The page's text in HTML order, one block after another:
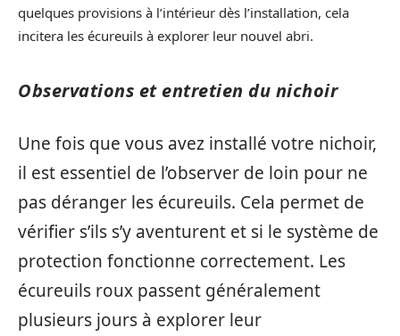
quelques provisions à l’intérieur dès l’installation, cela
incitera les écureuils à explorer leur nouvel abri.
Observations et entretien du nichoir
Une fois que vous avez installé votre nichoir,
il est essentiel de l’observer de loin pour ne
pas déranger les écureuils. Cela permet de
vérifier s’ils s’y aventurent et si le système de
protection fonctionne correctement. Les
écureuils roux passent généralement
plusieurs jours à explorer leur